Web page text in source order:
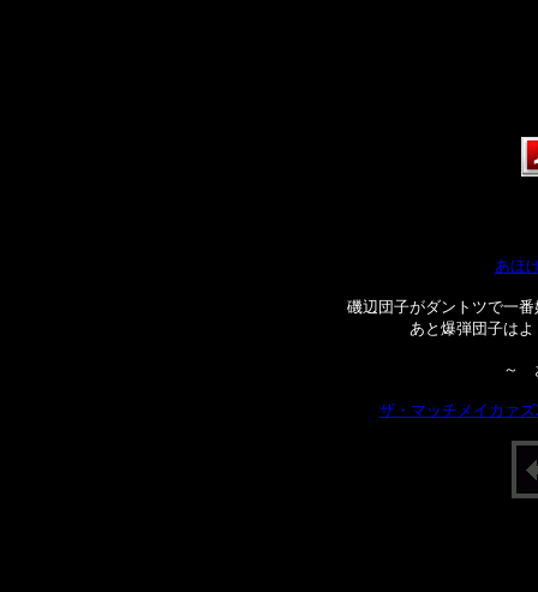
あほ
磯辺団子がダントツで一
あと爆弾団子は
～
ザ・マッチメイカァ